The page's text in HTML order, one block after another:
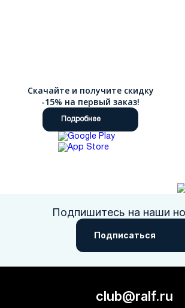
Скачайте и получите скидку
-15% на первый заказ!
Подробнее
Подпишитесь на наши
Подписаться
club@ralf.ru